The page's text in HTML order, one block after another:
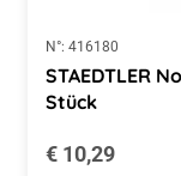
N°: 416180
STAEDTLER
Stück
Regulärer Preis:
€ 10,29